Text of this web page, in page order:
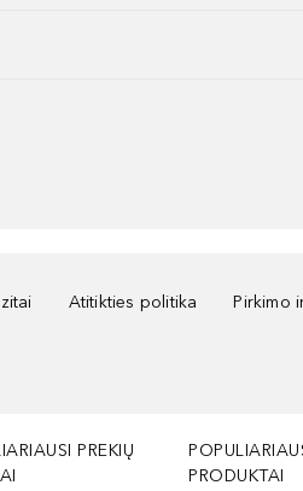
Atitikties politika Pirkimo
PREKIŲ
PRODUKTAI